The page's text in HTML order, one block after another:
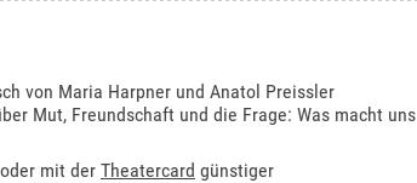
von Maria Harpner und Anatol Preissler
Mut, Freundschaft und die Frage: Was macht uns
mit der Theatercard günstiger